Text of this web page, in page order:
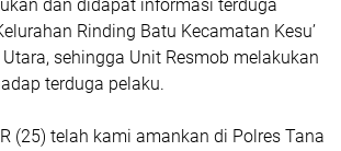
dan didapat informasi terduga
Rinding Batu Kecamatan Kesu’
sehingga Unit Resmob melakukan
terduga pelaku.
(25) telah kami amankan di Polres Tana